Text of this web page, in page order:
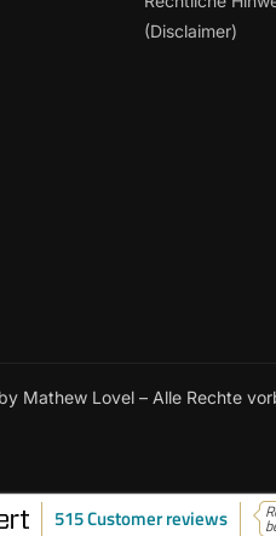
(Disclaimer)
515 Customer reviews
Mathew Lovel – Alle Rechte